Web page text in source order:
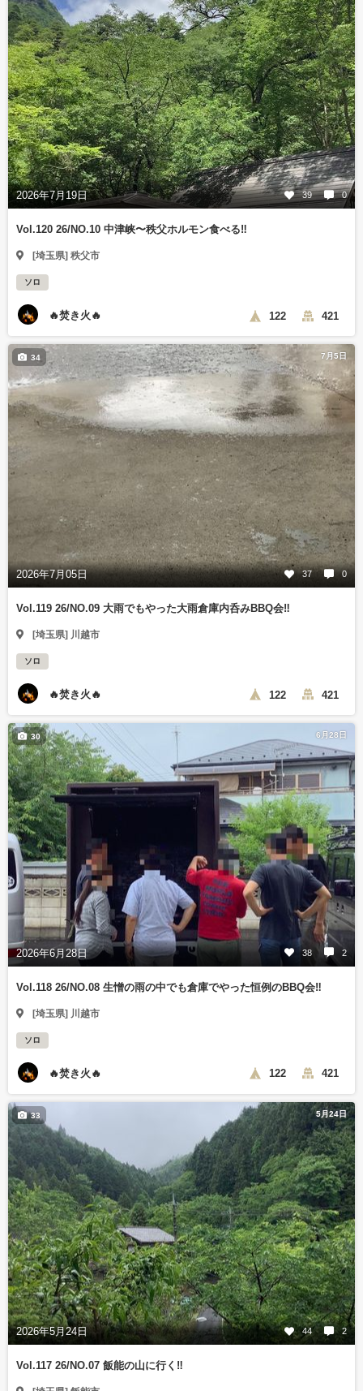
2026年7月19日 39 0
Vol.120 26/NO.10 中津峡〜秩父ホルモン食べる‼️
[埼玉県] 秩父市
ソロ
🔥焚き火🔥 122 421
7月5日
2026年7月05日 37 0
34
Vol.119 26/NO.09 大雨でもやった大雨倉庫内呑みBBQ会‼️
[埼玉県] 川越市
ソロ
🔥焚き火🔥 122 421
6月28日
2026年6月28日 38 2
30
Vol.118 26/NO.08 生憎の雨の中でも倉庫でやった恒例のBBQ会‼️
[埼玉県] 川越市
ソロ
🔥焚き火🔥 122 421
5月24日
2026年5月24日 44 2
33
Vol.117 26/NO.07 飯能の山に行く‼️